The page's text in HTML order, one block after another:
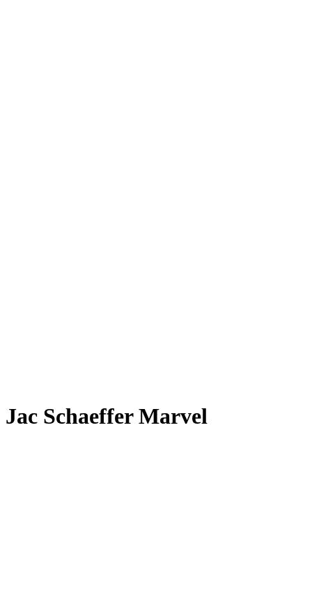
Jac Schaeffer Marvel